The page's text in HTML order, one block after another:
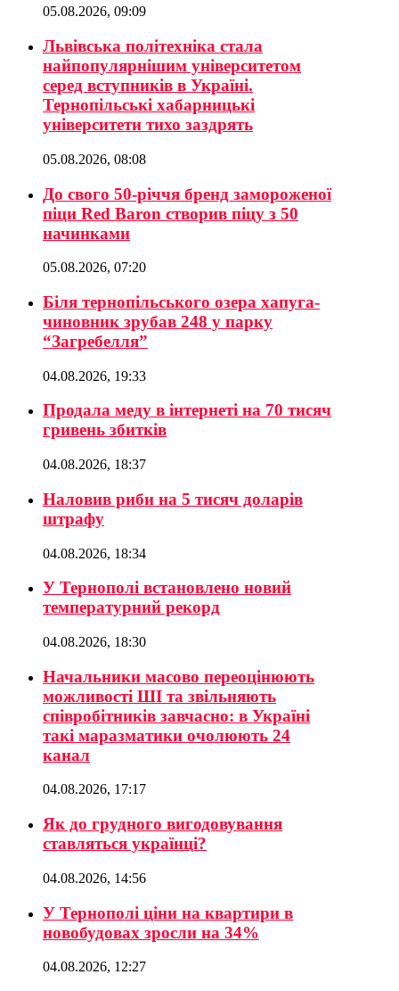
05.08.2026, 09:09
Львівська політехніка стала
найпопулярнішим університетом
серед вступників в Україні.
Тернопільські хабарницькі
університети тихо заздрять
05.08.2026, 08:08
До свого 50-річчя бренд замороженої
піци Red Baron створив піцу з 50
начинками
05.08.2026, 07:20
Біля тернопільського озера хапуга-
чиновник зрубав 248 у парку
“Загребелля”
04.08.2026, 19:33
Продала меду в інтернеті на 70 тисяч
гривень збитків
04.08.2026, 18:37
Наловив риби на 5 тисяч доларів
штрафу
04.08.2026, 18:34
У Тернополі встановлено новий
температурний рекорд
04.08.2026, 18:30
Начальники масово переоцінюють
можливості ШІ та звільняють
співробітників завчасно: в Україні
такі маразматики очолюють 24
канал
04.08.2026, 17:17
Як до грудного вигодовування
ставляться українці?
04.08.2026, 14:56
У Тернополі ціни на квартири в
новобудовах зросли на 34%
04.08.2026, 12:27